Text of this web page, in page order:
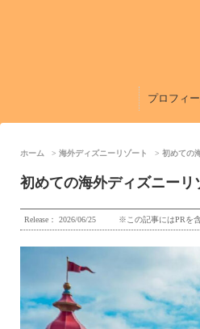
プロフィ
ホーム 海外ディズニーリゾート 初めての
初めての海外ディズニー
Release： 2026/06/25 ※この記事にはPRを